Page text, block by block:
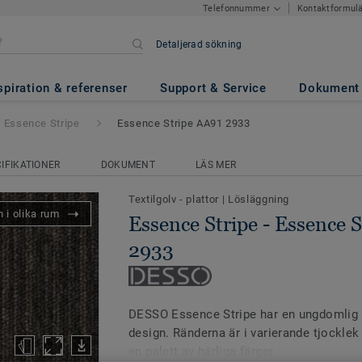
Telefonnummer
Detaljerad sökning
& referenser Support & Service Dokument
Stripe AA91 2933
Essence Stripe Essence Stripe AA91 2933
DOKUMENT LÄS MER
i olika rum
Textilgolv - plattor | Lösläggning
Essence Stripe - Essence
2933
DESSO Essence Stripe har en
design. Ränderna är i varierande